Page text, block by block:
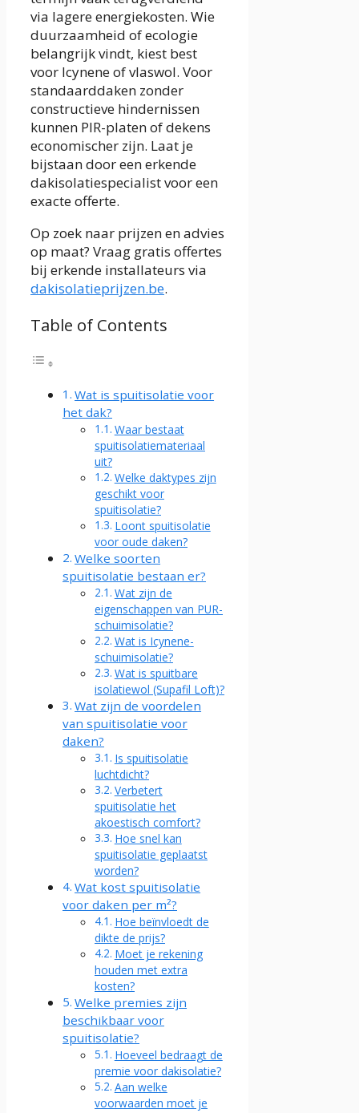
via lagere energiekosten. Wie
duurzaamheid of ecologie
belangrijk vindt, kiest best
voor Icynene of vlaswol. Voor
standaarddaken zonder
constructieve hindernissen
kunnen PIR-platen of dekens
economischer zijn. Laat je
bijstaan door een erkende
dakisolatiespecialist voor een
exacte offerte.
Op zoek naar prijzen en advies
op maat? Vraag gratis offertes
bij erkende installateurs via
dakisolatieprijzen.be.
Table of Contents
Wat is spuitisolatie voor
het dak?
Waar bestaat
spuitisolatiemateriaal
uit?
Welke daktypes zijn
geschikt voor
spuitisolatie?
Loont spuitisolatie
voor oude daken?
Welke soorten
spuitisolatie bestaan er?
Wat zijn de
eigenschappen van PUR-
schuimisolatie?
Wat is Icynene-
schuimisolatie?
Wat is spuitbare
isolatiewol (Supafil Loft)?
Wat zijn de voordelen
van spuitisolatie voor
daken?
Is spuitisolatie
luchtdicht?
Verbetert
spuitisolatie het
akoestisch comfort?
Hoe snel kan
spuitisolatie geplaatst
worden?
Wat kost spuitisolatie
voor daken per m²?
Hoe beïnvloedt de
dikte de prijs?
Moet je rekening
houden met extra
kosten?
Welke premies zijn
beschikbaar voor
spuitisolatie?
Hoeveel bedraagt de
premie voor dakisolatie?
Aan welke
voorwaarden moet je